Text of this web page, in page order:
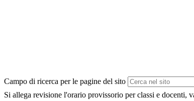
Campo di ricerca per le pagine del sito
Si allega revisione l'orario provissorio per classi e docenti,